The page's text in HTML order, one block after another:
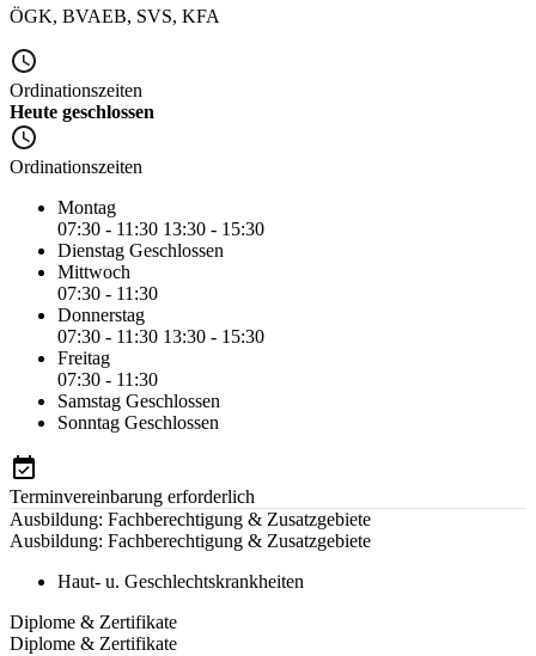
ÖGK, BVAEB, SVS, KFA
Ordinationszeiten
Heute geschlossen
Ordinationszeiten
Montag
07:30 - 11:30 13:30 - 15:30
Dienstag Geschlossen
Mittwoch
07:30 - 11:30
Donnerstag
07:30 - 11:30 13:30 - 15:30
Freitag
07:30 - 11:30
Samstag Geschlossen
Sonntag Geschlossen
Terminvereinbarung erforderlich
Ausbildung: Fachberechtigung & Zusatzgebiete
Ausbildung: Fachberechtigung & Zusatzgebiete
Haut- u. Geschlechtskrankheiten
Diplome & Zertifikate
Diplome & Zertifikate